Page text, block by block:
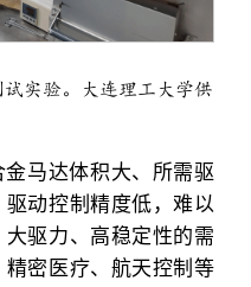
实验。大连理工大学供
马达体积大、所需驱
动控制精度低，难以
驱力、高稳定性的需
密医疗、航天控制等